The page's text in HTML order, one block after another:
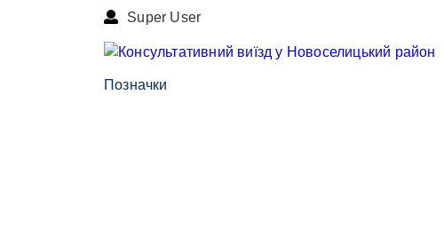
Super User
Позначки